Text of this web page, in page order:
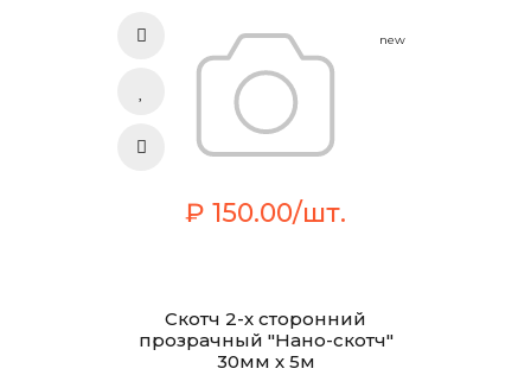
new
₽ 150.00/шт.
Скотч 2-х сторонний
прозрачный "Нано-скотч"
30мм х 5м